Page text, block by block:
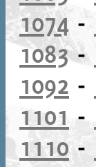
1074 -
1083-
1092 -
1101 -
1110-